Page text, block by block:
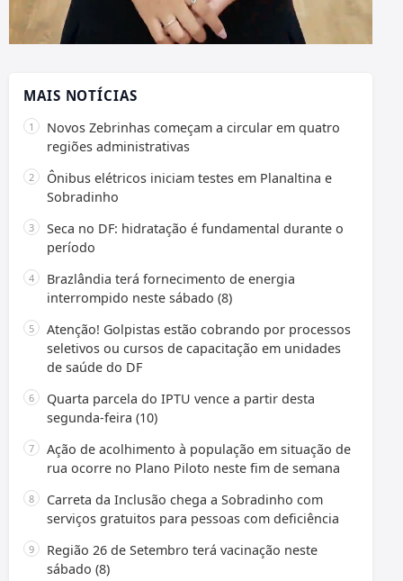
MAIS NOTÍCIAS
Novos Zebrinhas começam a circular em quatro
regiões administrativas
Ônibus elétricos iniciam testes em Planaltina e
Sobradinho
Seca no DF: hidratação é fundamental durante o
período
Brazlândia terá fornecimento de energia
interrompido neste sábado (8)
Atenção! Golpistas estão cobrando por processos
seletivos ou cursos de capacitação em unidades
de saúde do DF
Quarta parcela do IPTU vence a partir desta
segunda-feira (10)
Ação de acolhimento à população em situação de
rua ocorre no Plano Piloto neste fim de semana
Carreta da Inclusão chega a Sobradinho com
serviços gratuitos para pessoas com deficiência
Região 26 de Setembro terá vacinação neste
sábado (8)